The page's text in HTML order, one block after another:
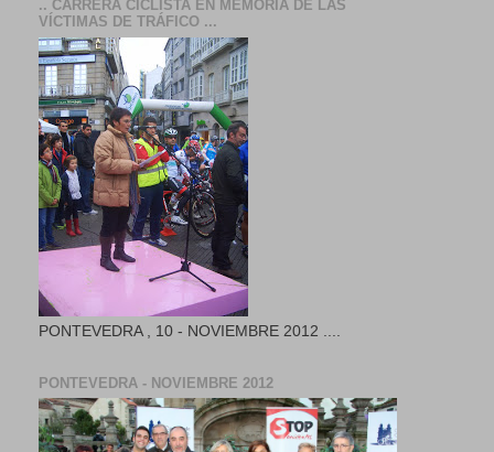
.. CARRERA CICLISTA EN MEMORIA DE LAS
VÍCTIMAS DE TRÁFICO ...
PONTEVEDRA , 10 - NOVIEMBRE 2012 ....
PONTEVEDRA - NOVIEMBRE 2012